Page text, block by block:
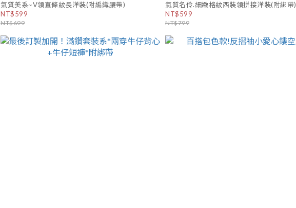
氣質美系~V領直條紋長洋裝(附編織腰帶)
NT$599
NT$699
氣質名伶.細緻格紋西裝領拼接洋裝(附綁帶)
NT$599
NT$799